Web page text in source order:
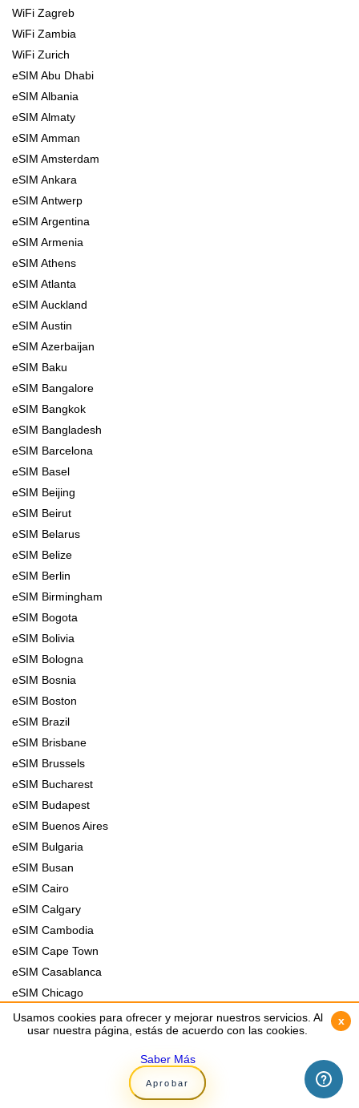
WiFi Zagreb
WiFi Zambia
WiFi Zurich
eSIM Abu Dhabi
eSIM Albania
eSIM Almaty
eSIM Amman
eSIM Amsterdam
eSIM Ankara
eSIM Antwerp
eSIM Argentina
eSIM Armenia
eSIM Athens
eSIM Atlanta
eSIM Auckland
eSIM Austin
eSIM Azerbaijan
eSIM Baku
eSIM Bangalore
eSIM Bangkok
eSIM Bangladesh
eSIM Barcelona
eSIM Basel
eSIM Beijing
eSIM Beirut
eSIM Belarus
eSIM Belize
eSIM Berlin
eSIM Birmingham
eSIM Bogota
eSIM Bolivia
eSIM Bologna
eSIM Bosnia
eSIM Boston
eSIM Brazil
eSIM Brisbane
eSIM Brussels
eSIM Bucharest
eSIM Budapest
eSIM Buenos Aires
eSIM Bulgaria
eSIM Busan
eSIM Cairo
eSIM Calgary
eSIM Cambodia
eSIM Cape Town
eSIM Casablanca
eSIM Chicago
eSIM Chile
eSIM China
Usamos cookies para ofrecer y mejorar nuestros servicios. Al
usar nuestra página, estás de acuerdo con las cookies.
Saber Más
Aprobar
x
Usamos cookies para ofrecer y mejorar nuestros servicios. Al
usar nuestra página, estás de acuerdo con las cookies.
Saber Más
Aprobar
x